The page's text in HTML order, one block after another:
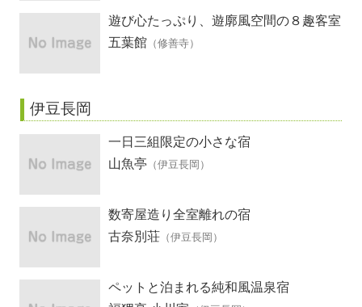
遊び心たっぷり、遊廓風空間の８趣客室
五葉館 （修善寺）
伊豆長岡
一日三組限定の小さな宿
山魚亭 （伊豆長岡）
数寄屋造り全室離れの宿
古奈別荘 （伊豆長岡）
ペットと泊まれる純和風温泉宿